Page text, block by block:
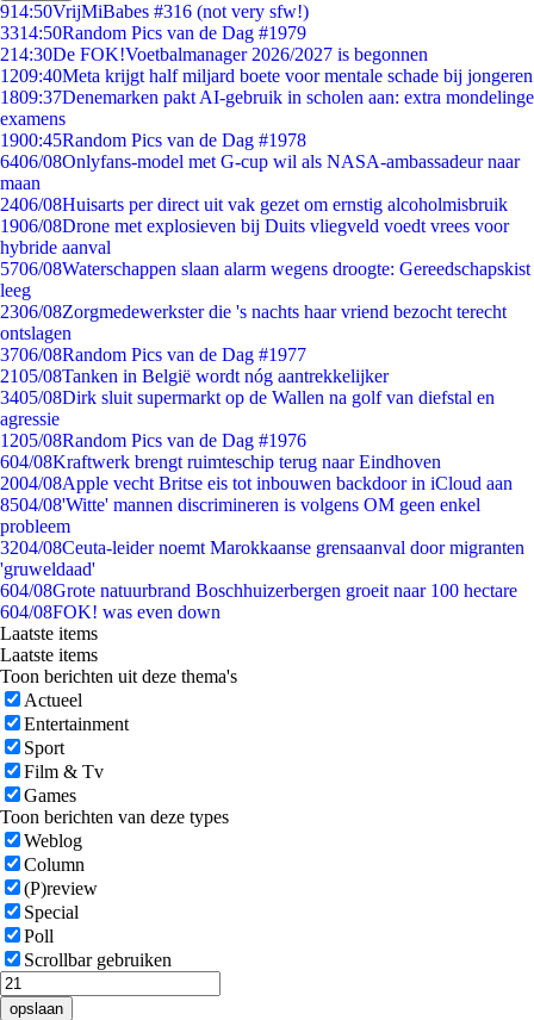
914:50VrijMiBabes #316 (not very sfw!)
3314:50Random Pics van de Dag #1979
214:30De FOK!Voetbalmanager 2026/2027 is begonnen
1209:40Meta krijgt half miljard boete voor mentale schade bij jongeren
1809:37Denemarken pakt AI-gebruik in scholen aan: extra mondelinge
examens
1900:45Random Pics van de Dag #1978
6406/08Onlyfans-model met G-cup wil als NASA-ambassadeur naar
maan
2406/08Huisarts per direct uit vak gezet om ernstig alcoholmisbruik
1906/08Drone met explosieven bij Duits vliegveld voedt vrees voor
hybride aanval
5706/08Waterschappen slaan alarm wegens droogte: Gereedschapskist
leeg
2306/08Zorgmedewerkster die 's nachts haar vriend bezocht terecht
ontslagen
3706/08Random Pics van de Dag #1977
2105/08Tanken in België wordt nóg aantrekkelijker
3405/08Dirk sluit supermarkt op de Wallen na golf van diefstal en
agressie
1205/08Random Pics van de Dag #1976
604/08Kraftwerk brengt ruimteschip terug naar Eindhoven
2004/08Apple vecht Britse eis tot inbouwen backdoor in iCloud aan
8504/08'Witte' mannen discrimineren is volgens OM geen enkel
probleem
3204/08Ceuta-leider noemt Marokkaanse grensaanval door migranten
'gruweldaad'
604/08Grote natuurbrand Boschhuizerbergen groeit naar 100 hectare
604/08FOK! was even down
Laatste items
Laatste items
Toon berichten uit deze thema's
Actueel
Entertainment
Sport
Film & Tv
Games
Toon berichten van deze types
Weblog
Column
(P)review
Special
Poll
Scrollbar gebruiken
opslaan